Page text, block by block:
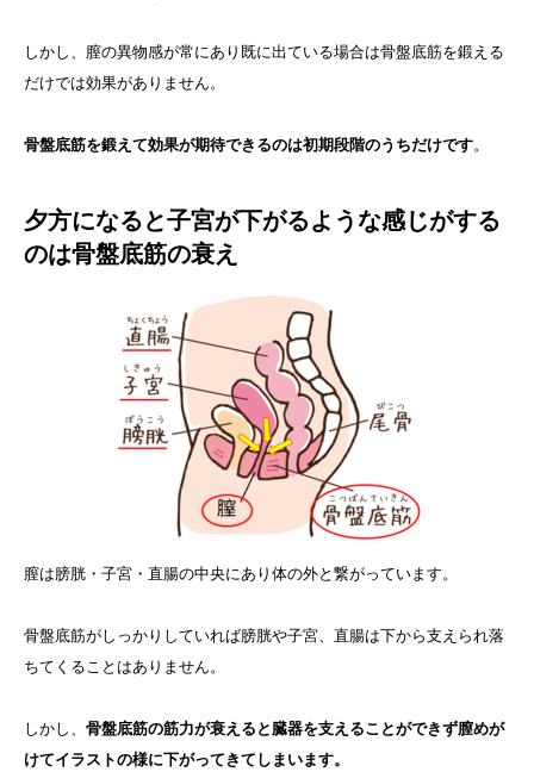
しかし、膣の異物感が常にあり既に出ている場合は骨盤底筋を鍛える
だけでは効果がありません。
骨盤底筋を鍛えて効果が期待できるのは初期段階のうちだけです。
夕方になると子宮が下がるような感じがする
のは骨盤底筋の衰え
膣は膀胱・子宮・直腸の中央にあり体の外と繋がっています。
骨盤底筋がしっかりしていれば膀胱や子宮、直腸は下から支えられ落
ちてくることはありません。
しかし、 骨盤底筋の筋力が衰えると臓器を支えることができず膣めが
けてイラストの様に下がってきてしまいます。